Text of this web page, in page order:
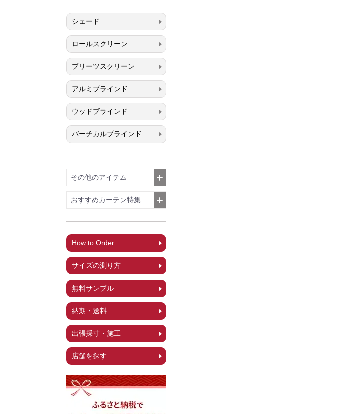
シェード
ロールスクリーン
プリーツスクリーン
アルミブラインド
ウッドブラインド
バーチカルブラインド
その他のアイテム
おすすめカーテン特集
How to Order
サイズの測り方
無料サンプル
納期・送料
出張採寸・施工
店舗を探す